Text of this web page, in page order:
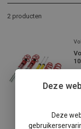
2 producten
Deze
Deze